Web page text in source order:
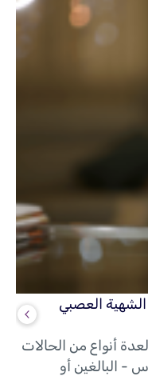
العصبي
أنواع من الحالات
- البالغين أو